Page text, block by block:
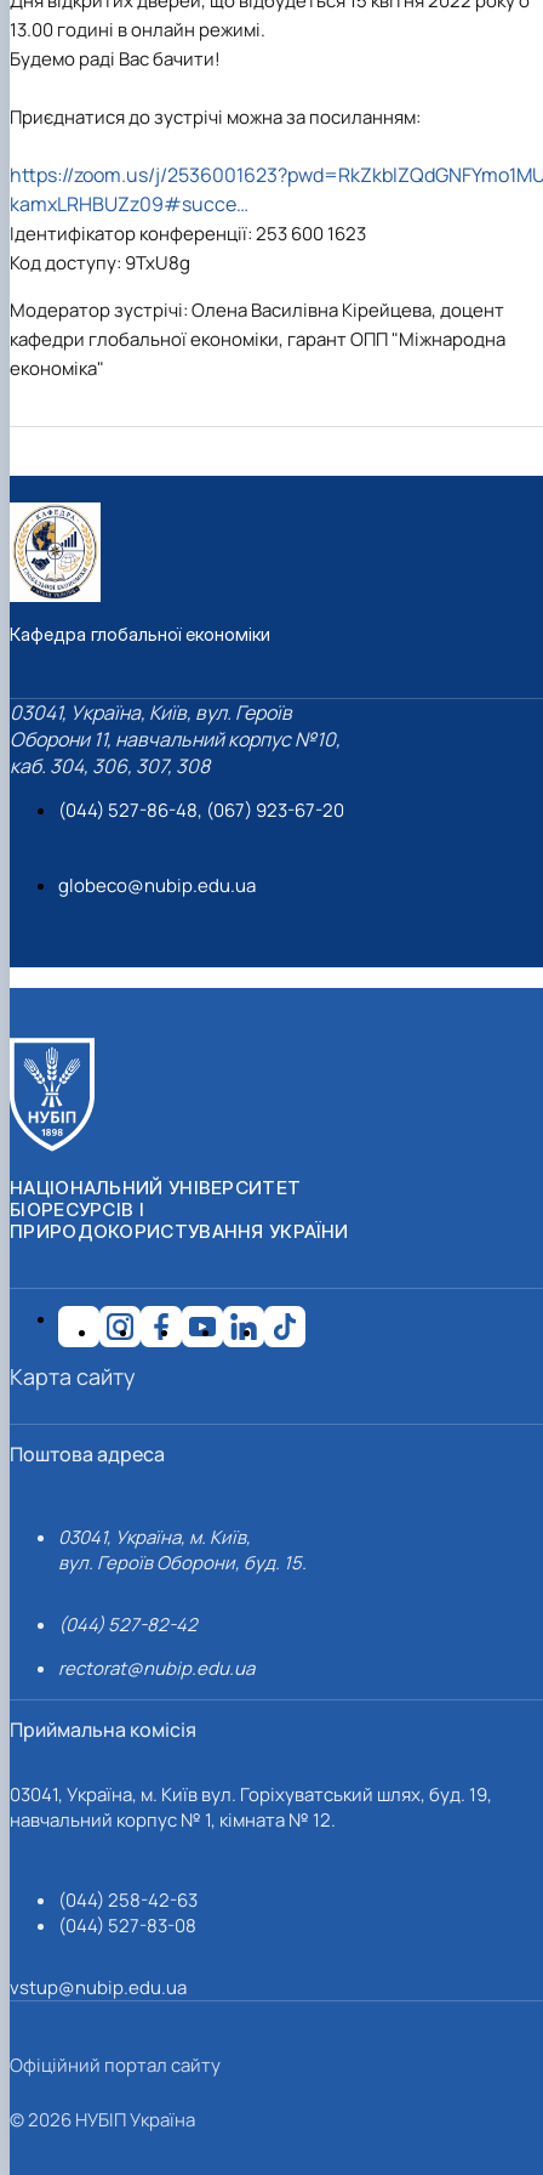
Сторінка аспіранта
13.00 годині в онлайн режимі.
Будемо раді Вас бачити!
Приєднатися до зустрічі можна за посиланням:
https://zoom.us/j/
kamxLRHBUZz09#succe…
Ідентифікатор конференції: 253 600 1623
Код доступу: 9TxU8g
Модератор зустрічі: Олена Василівна Кірейцева, доцент
кафедри глобальної економіки, гарант ОПП "Міжнародна
економіка"
Кафедра глобальної економіки
03041, Україна, Київ, вул. Героїв
Оборони 11, навчальний корпус №10,
каб. 304, 306, 307, 308
(044) 527-86-48, (067) 923-67-20
globeco@nubip.edu.ua
НАЦІОНАЛЬНИЙ УНІВЕРСИТЕТ
БІОРЕСУРСІВ І
ПРИРОДОКОРИСТУВАННЯ УКРАЇНИ
Поштова адреса
03041, Україна, м. Київ,
вул. Героїв Оборони, буд. 15.
(044) 527-82-42
rectorat@nubip.edu.ua
Приймальна комісія
03041, Україна, м. Київ вул. Горіхуватський шлях, буд. 19,
навчальний корпус № 1, кімната № 12.
(044) 258-42-63
(044) 527-83-08
vstup@nubip.edu.ua
Карта сайту
Офіційний портал сайту
© 2026 НУБІП Україна